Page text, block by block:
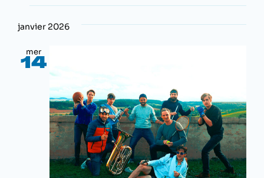
Évènements
Navigation
par
consultations
de
vues
Évènement
janvier 2026
mer
14